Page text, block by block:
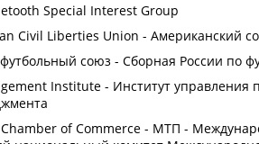
Special Interest Group
Civil Liberties Union - Американский
союз - Сборная России по
Institute - Институт управления
of Commerce - МТП -